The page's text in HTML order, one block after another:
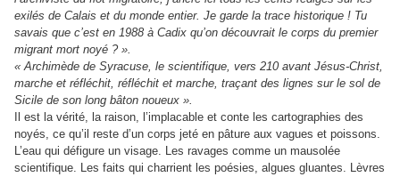
exilés de Calais et du monde entier. Je garde la trace historique ! Tu
savais que c’est en 1988 à Cadix qu’on découvrait le corps du premier
migrant mort noyé ? ».
« Archimède de Syracuse, le scientifique, vers 210 avant Jésus-Christ,
marche et réfléchit, réfléchit et marche, traçant des lignes sur le sol de
Sicile de son long bâton noueux ».
Il est la vérité, la raison, l’implacable et conte les cartographies des
noyés, ce qu’il reste d’un corps jeté en pâture aux vagues et poissons.
L’eau qui défigure un visage. Les ravages comme un mausolée
scientifique. Les faits qui charrient les poésies, algues gluantes. Lèvres